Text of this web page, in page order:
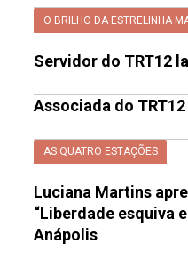
O BRILHO DA ESTRELINHA
Servidor do TRT12
Associada do
AS QUATRO ESTAÇÕES
Luciana Martins
“Liberdade esquiva
Anápolis